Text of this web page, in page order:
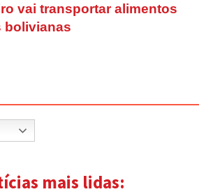
vai transportar alimentos
bolivianas
mais lidas: